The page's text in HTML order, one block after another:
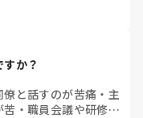
か？
僚と話すのが苦痛 ・ 主
苦 ・ 職員会議や研修場